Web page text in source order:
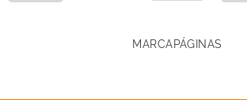
MARCAPÁGINAS